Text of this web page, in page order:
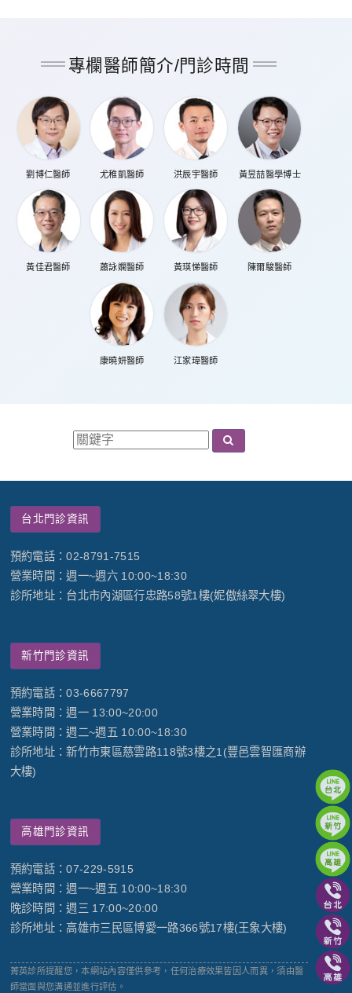
專欄醫師簡介/門診時間
劉博仁醫師 尤稚凱醫師 洪辰宇醫師 黃昱喆醫學博士
黃佳君醫師 蕭詠嫻醫師 黃瑛悌醫師 陳爾駿醫師
康曉妍醫師 江家瑋醫師
台北門診資訊
預約電話：02-8791-7515
營業時間：週一~週六 10:00~18:30
診所地址：台北市內湖區行忠路58號1樓(妮傲絲翠大樓)
新竹門診資訊
預約電話：03-6667797
營業時間：週一 13:00~20:00
營業時間：週二~週五 10:00~18:30
診所地址：新竹市東區慈雲路118號3樓之1(豐邑雲智匯商辦
大樓)
高雄門診資訊
預約電話：07-229-5915
營業時間：週一~週五 10:00~18:30
晚診時間：週三 17:00~20:00
診所地址：高雄市三民區博愛一路366號17樓(王象大樓)
菁英診所提醒您，本網站內容僅供參考，任何治療效果皆因人而異，須由醫
師當面與您溝通並進行評估。